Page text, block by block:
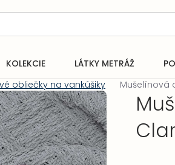
KOLEKCIE LÁTKY METRÁŽ
obliečky na vankúšiky Mušelínová